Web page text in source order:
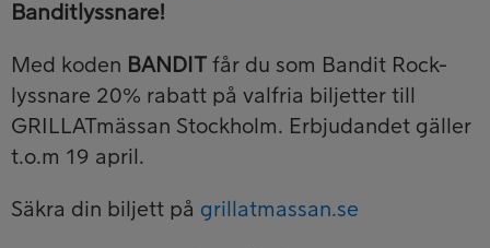
Banditlyssnare!
Med koden BANDIT får du som Bandit Rock-
lyssnare 20% rabatt på valfria biljetter till
GRILLATmässan Stockholm. Erbjudandet gäller
t.o.m 19 april.
Säkra din biljett på grillatmassan.se